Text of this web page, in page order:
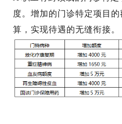
度。增加的门诊特定项目
算，实现待遇的无缝衔接。